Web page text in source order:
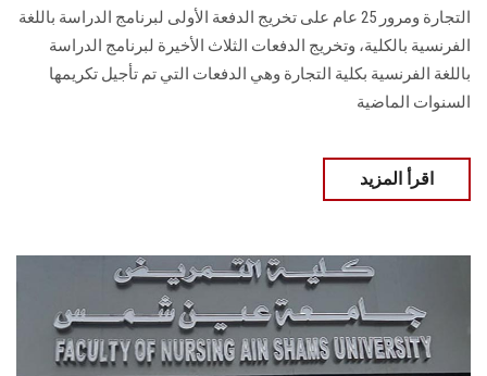
التجارة ومرور 25 عام على تخريج الدفعة الأولى لبرنامج الدراسة باللغة
الفرنسية بالكلية، وتخريج الدفعات الثلاث الأخيرة لبرنامج الدراسة
باللغة الفرنسية بكلية التجارة وهي الدفعات التي تم تأجيل تكريمها
السنوات الماضية
اقرأ المزيد